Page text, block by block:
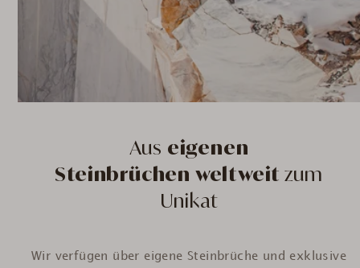
Aus eigenen
Steinbrüchen weltweit zum
Unikat
Wir verfügen über eigene Steinbrüche und exklusive